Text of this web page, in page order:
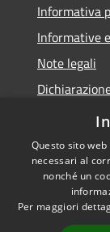
Informativa
Informative
Note legali
Obbiettivi
Accessibilità
Questo sito
necessari al
nonché un
Per maggiori